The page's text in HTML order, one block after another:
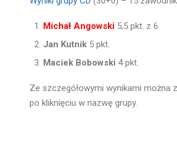
Michał Angowski 5,5 pkt. z 6
Jan Kutnik5 pkt.
Maciek Bobowski 4 pkt.
Ze szczegółowymi wynikami można
po kliknięciu w nazwę grupy.